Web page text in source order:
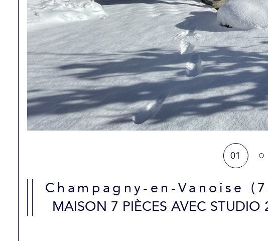
01
Champagny-en-Vanoise
MAISON 7 PIÈCES AVEC STUDIO